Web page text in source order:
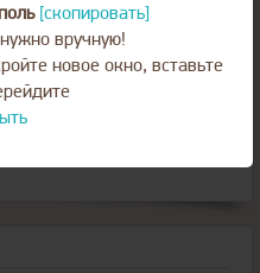
[скопировать]
вручную!
новое окно, вставьте